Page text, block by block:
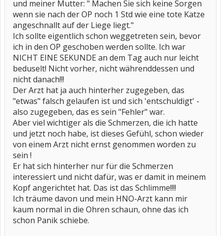
und meiner Mutter: " Machen Sie sich keine Sorgen
wenn sie nach der OP noch 1 Std wie eine tote Katze
angeschnallt auf der Liege liegt."
Ich sollte eigentlich schon weggetreten sein, bevor
ich in den OP geschoben werden sollte. Ich war
NICHT EINE SEKUNDE an dem Tag auch nur leicht
beduselt! Nicht vorher, nicht währenddessen und
nicht danach!!!
Der Arzt hat ja auch hinterher zugegeben, das
"etwas" falsch gelaufen ist und sich 'entschuldigt' -
also zugegeben, das es sein "Fehler" war.
Aber viel wichtiger als die Schmerzen, die ich hatte
und jetzt noch habe, ist dieses Gefühl, schon wieder
von einem Arzt nicht ernst genommen worden zu
sein !
Er hat sich hinterher nur für die Schmerzen
interessiert und nicht dafür, was er damit in meinem
Kopf angerichtet hat. Das ist das Schlimme!!!!
Ich träume davon und mein HNO-Arzt kann mir
kaum normal in die Ohren schaun, ohne das ich
schon Panik schiebe.